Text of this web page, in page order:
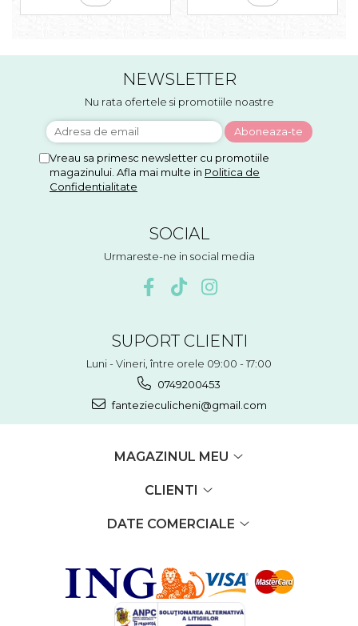
NEWSLETTER
Nu rata ofertele si promotiile noastre
Vreau sa primesc newsletter cu promotiile
magazinului. Afla mai multe in Politica de
Confidentialitate
SOCIAL
Urmareste-ne in social media
SUPORT CLIENTI
Luni - Vineri, între orele 09:00 - 17:00
0749200453
fantezieculicheni@gmail.com
MAGAZINUL MEU
CLIENTI
DATE COMERCIALE